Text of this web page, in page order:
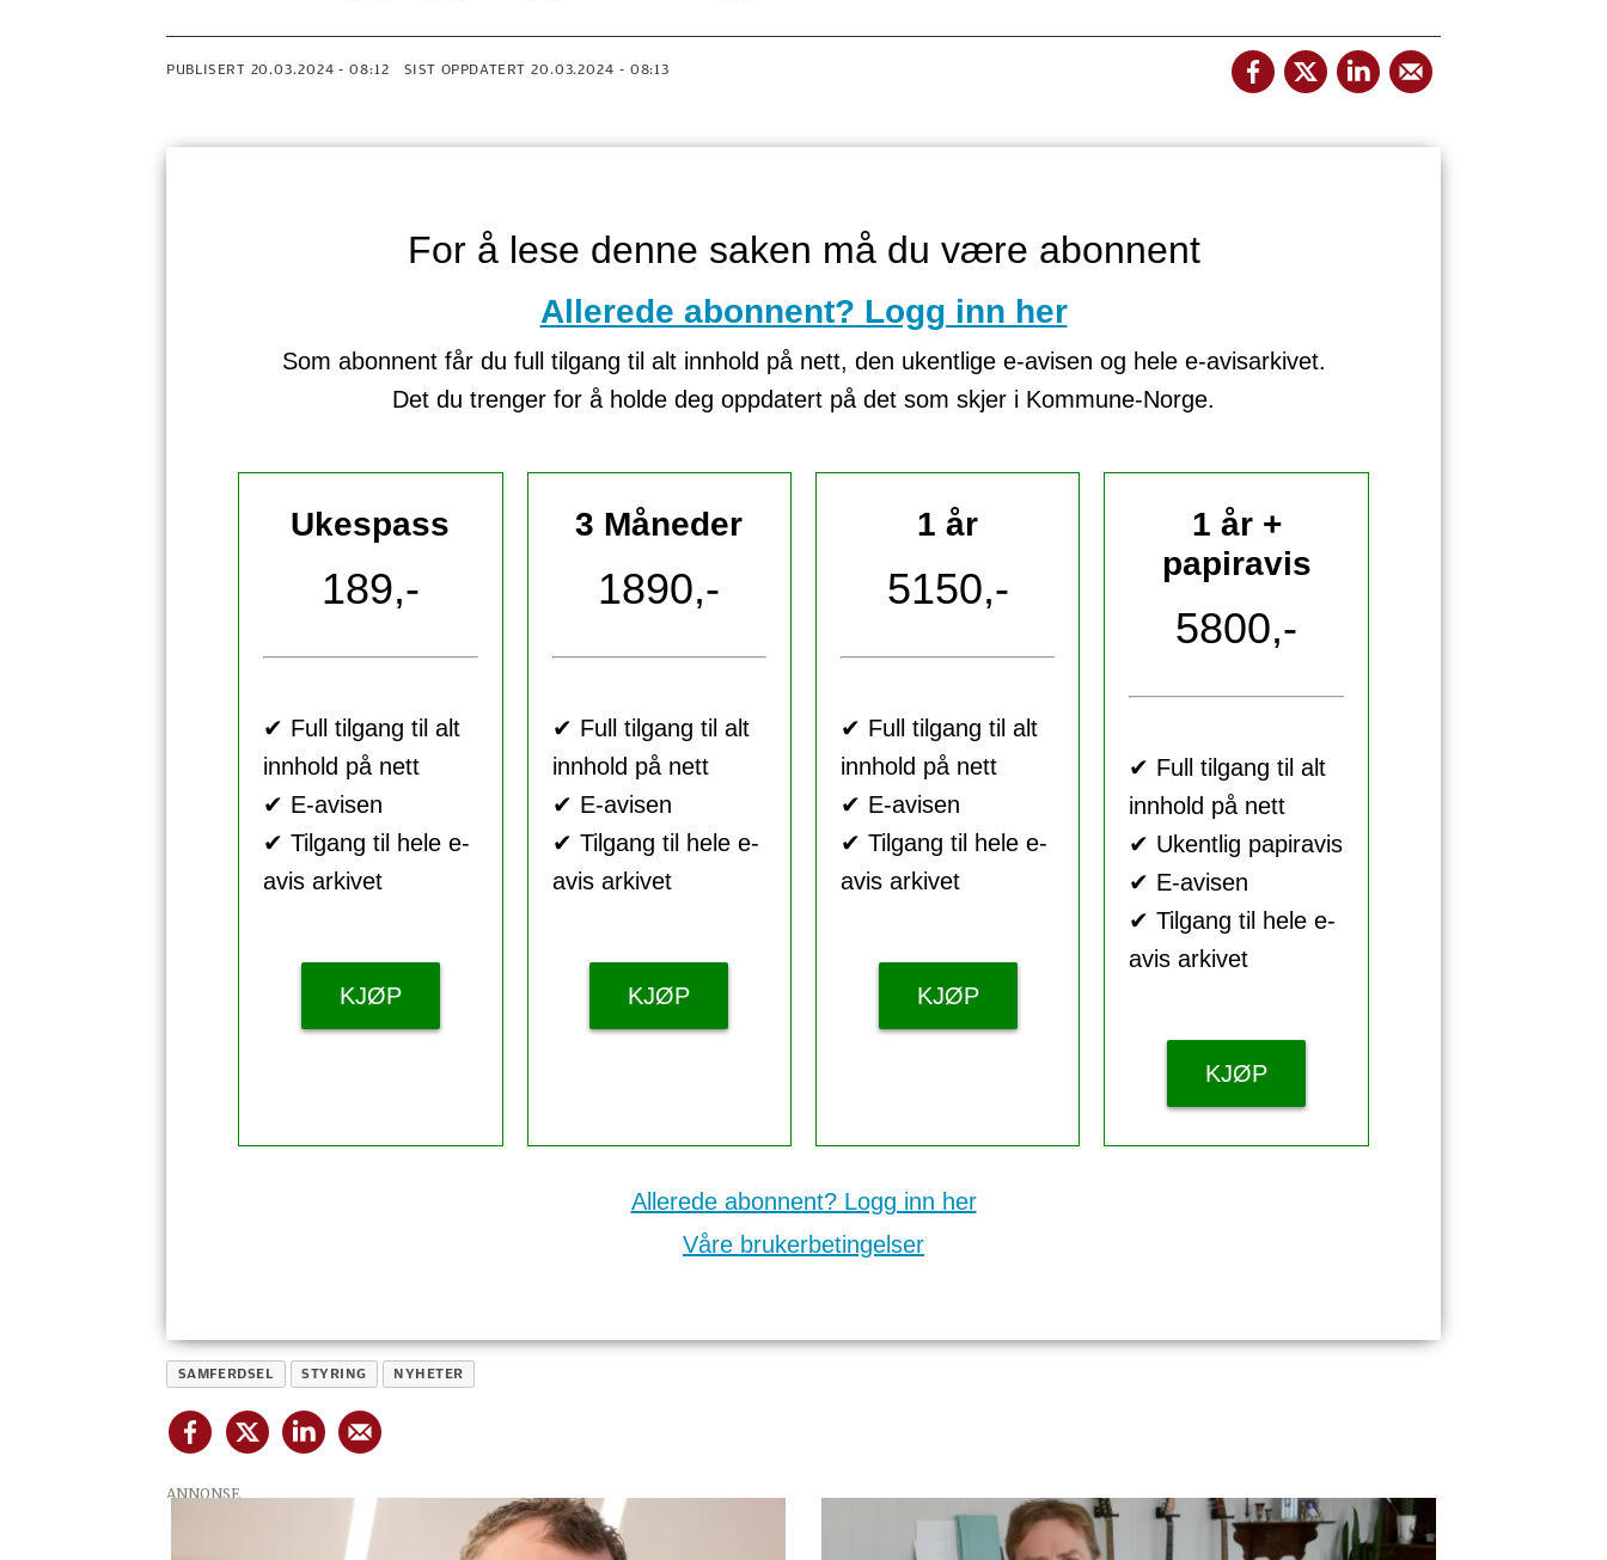
PUBLISERT 20.03.2024 - 08:12 SIST OPPDATERT 20.03.2024 - 08:13
For å lese denne saken må du være abonnent
Allerede abonnent? Logg inn her
Som abonnent får du full tilgang til alt innhold på nett, den ukentlige e-avisen og hele e-avisarkivet.
Det du trenger for å holde deg oppdatert på det som skjer i Kommune-Norge.
Ukespass
189,-
✔ Full tilgang til alt
innhold på nett
✔ E-avisen
✔ Tilgang til hele e-
avis arkivet
KJØP
3 Måneder
1890,-
✔ Full tilgang til alt
innhold på nett
✔ E-avisen
✔ Tilgang til hele e-
avis arkivet
KJØP
1 år
5150,-
✔ Full tilgang til alt
innhold på nett
✔ E-avisen
✔ Tilgang til hele e-
avis arkivet
KJØP
1 år +
papiravis
5800,-
✔ Full tilgang til alt
innhold på nett
✔ Ukentlig papiravis
✔ E-avisen
✔ Tilgang til hele e-
avis arkivet
KJØP
Allerede abonnent? Logg inn her
Våre brukerbetingelser
SAMFERDSEL STYRING NYHETER
ANNONSE